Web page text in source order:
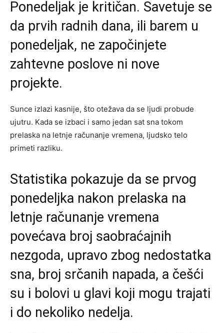
Ponedeljak je kritičan. Savetuje se
da prvih radnih dana, ili barem u
ponedeljak, ne započinjete
zahtevne poslove ni nove
projekte.
Sunce izlazi kasnije, što otežava da se ljudi probude
ujutru. Kada se izbaci i samo jedan sat sna tokom
prelaska na letnje računanje vremena, ljudsko telo
primeti razliku.
Statistika pokazuje da se prvog
ponedeljka nakon prelaska na
letnje računanje vremena
povećava broj saobraćajnih
nezgoda, upravo zbog nedostatka
sna, broj srčanih napada, a češći
su i bolovi u glavi koji mogu trajati
i do nekoliko nedelja.